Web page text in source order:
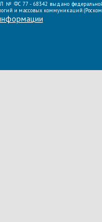
№ ФС 77 - 68342 выдано
и массовых коммуникаций